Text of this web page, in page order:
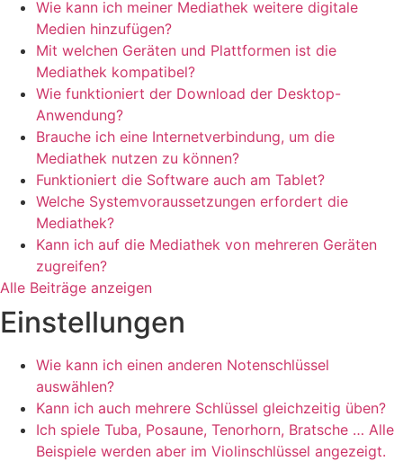
Wie kann ich meiner Mediathek weitere digitale
Medien hinzufügen?
Mit welchen Geräten und Plattformen ist die
Mediathek kompatibel?
Wie funktioniert der Download der Desktop-
Anwendung?
Brauche ich eine Internetverbindung, um die
Mediathek nutzen zu können?
Funktioniert die Software auch am Tablet?
Welche Systemvoraussetzungen erfordert die
Mediathek?
Kann ich auf die Mediathek von mehreren Geräten
zugreifen?
Alle Beiträge anzeigen
Einstellungen
Wie kann ich einen anderen Notenschlüssel
auswählen?
Kann ich auch mehrere Schlüssel gleichzeitig üben?
Ich spiele Tuba, Posaune, Tenorhorn, Bratsche … Alle
Beispiele werden aber im Violinschlüssel angezeigt.